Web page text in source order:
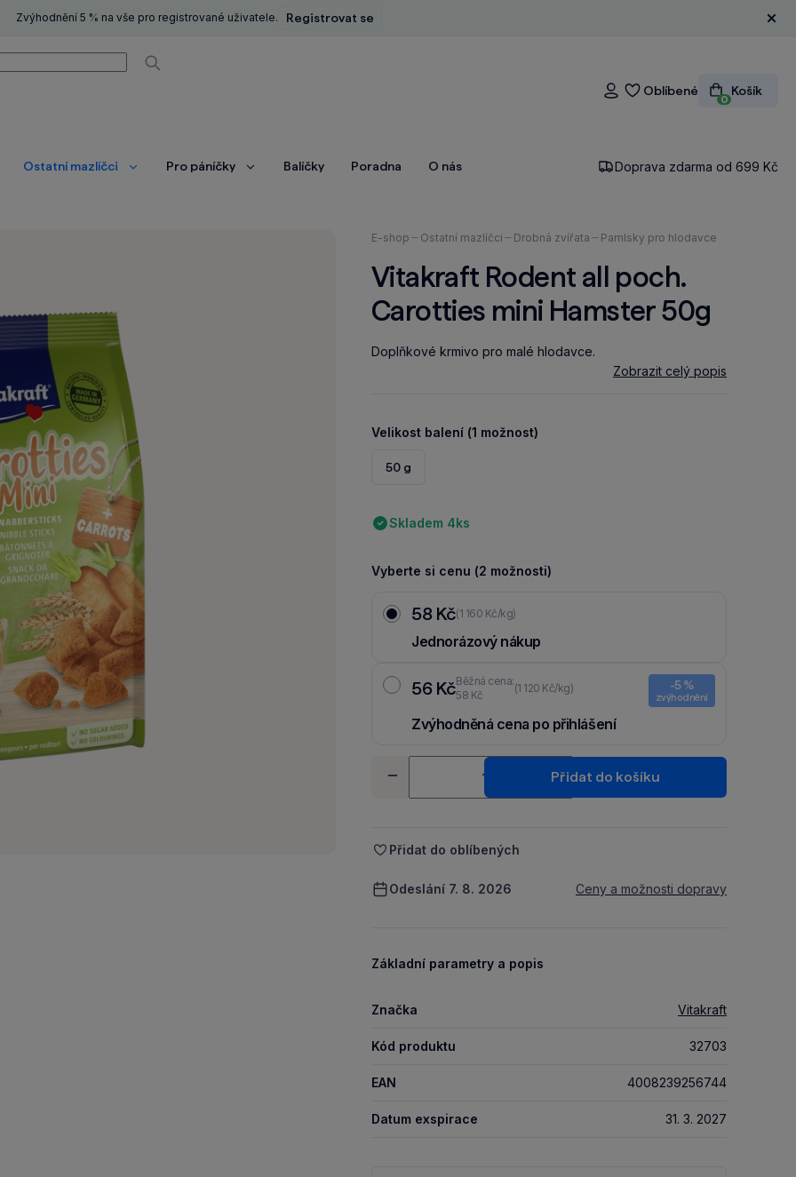
Zvýhodnění 5 % na vše pro registrované uživatele. Registrovat se
Vyhledávat
Přihlášení
Oblíbené
0
Košík
Ostatní mazlíčci
ZobrazitPro páníčky
ZobrazitBalíčky Poradna O nás Doprava zdarma od 699 Kč
Nacházíte
zde:
E-shop Ostatní mazlíčci Drobná zvířata Pamlsky pro hlodavce
Vitakraft Rodent all poch.
Carotties mini Hamster 50g
Doplňkové krmivo pro malé hlodavce.
Zobrazit celý popis
Velikost balení (1 možnost)
50 g
Skladem 4ks
Vyberte si cenu (2 možnosti)
58 Kč(1 160 Kč/kg)
Jednorázový nákup
56 KčBěžná cena:
58 Kč
(1 120 Kč/kg) -5 %
zvýhodnění
Zvýhodněná cena po přihlášení
-
+
Přidat do košíku
Přidat do oblíbených
Odeslání 7. 8. 2026 Ceny a možnosti dopravy
Základní parametry a popis
Značka Vitakraft
Kód produktu 32703
EAN 4008239256744
Datum exspirace 31. 3. 2027